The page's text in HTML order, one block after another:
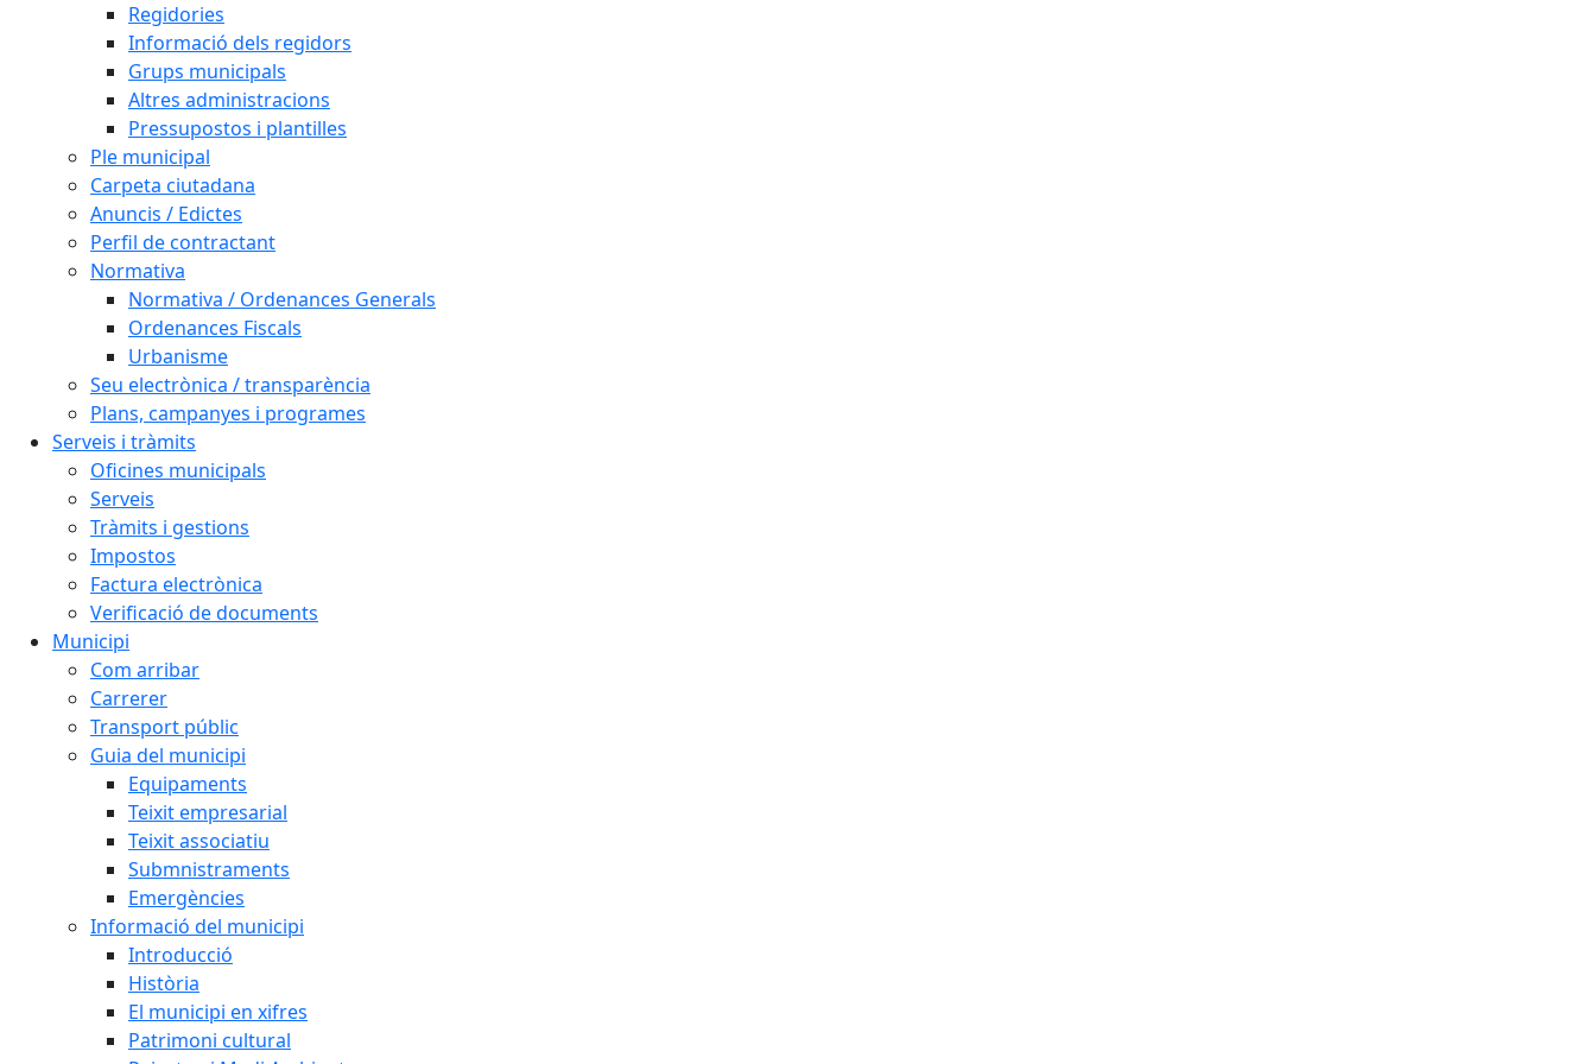
Regidories
Informació dels regidors
Grups municipals
Altres administracions
Pressupostos i plantilles
Ple municipal
Carpeta ciutadana
Anuncis / Edictes
Perfil de contractant
Normativa
Normativa / Ordenances Generals
Ordenances Fiscals
Urbanisme
Seu electrònica / transparència
Plans, campanyes i programes
Serveis i tràmits
Oficines municipals
Serveis
Tràmits i gestions
Impostos
Factura electrònica
Verificació de documents
Municipi
Com arribar
Carrerer
Transport públic
Guia del municipi
Equipaments
Teixit empresarial
Teixit associatiu
Submnistraments
Emergències
Informació del municipi
Introducció
Història
El municipi en xifres
Patrimoni cultural